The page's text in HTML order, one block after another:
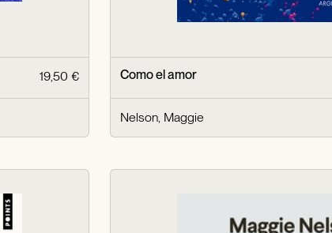
19,50 € Como el amor
Nelson, Maggie